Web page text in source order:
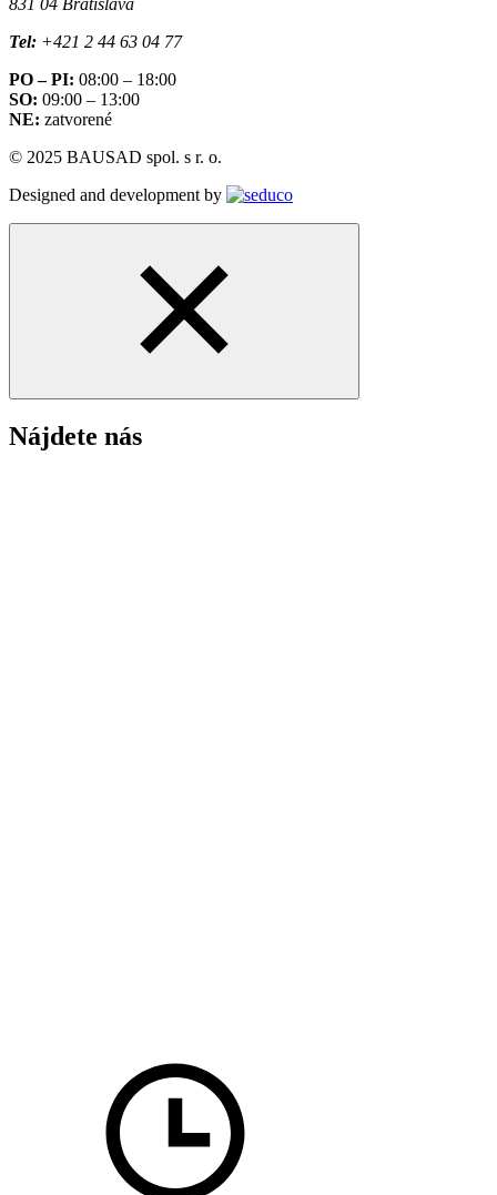
831 04 Bratislava
Tel: +421 2 44 63 04 77
PO – PI: 08:00 – 18:00
SO: 09:00 – 13:00
NE: zatvorené
© 2025 BAUSAD spol. s r. o.
Designed and development by
Nájdete nás